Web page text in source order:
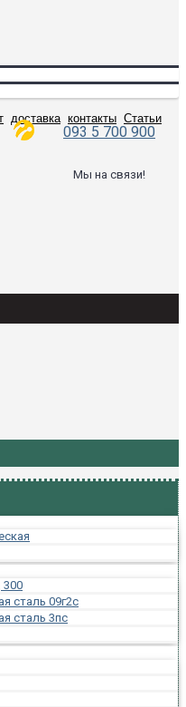
доставка контакты Статьи
093 5 700 900
Мы на связи!
300
сталь 09г2с
сталь 3пс